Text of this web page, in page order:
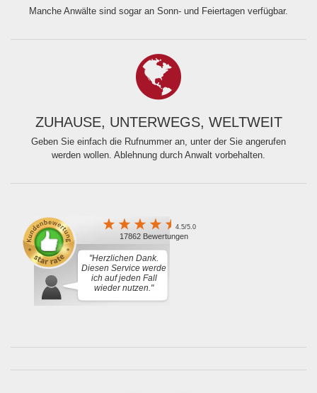
Manche Anwälte sind sogar an Sonn- und Feiertagen verfügbar.
ZUHAUSE, UNTERWEGS, WELTWEIT
Geben Sie einfach die Rufnummer an, unter der Sie angerufen
werden wollen. Ablehnung durch Anwalt vorbehalten.
4.5/5.0
17862 Bewertungen
"Herzlichen Dank.
Diesen Service werde
ich auf jeden Fall
wieder nutzen."